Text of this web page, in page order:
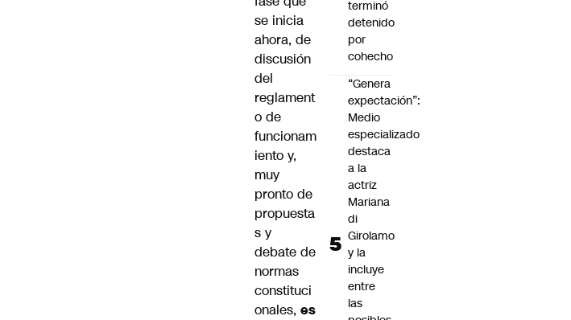
se inicia
ahora, de
discusión
del
reglament
o de
funcionam
iento y,
muy
pronto de
propuesta
s y
debate de
normas
constituci
onales, es
terminó
detenido
por
cohecho
“Genera
expectación”:
Medio
especializado
destaca
a la
actriz
Mariana
di
Girolamo
y la
incluye
entre
las